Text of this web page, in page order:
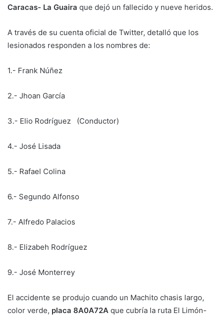
Caracas- La Guaira que dejó un fallecido y nueve heridos.
A través de su cuenta oficial de Twitter, detalló que los
lesionados responden a los nombres de:
1.- Frank Núñez
2.- Jhoan García
3.- Elio Rodríguez (Conductor)
4.- José Lisada
5.- Rafael Colina
6.- Segundo Alfonso
7.- Alfredo Palacios
8.- Elizabeh Rodríguez
9.- José Monterrey
El accidente se produjo cuando un Machito chasis largo,
color verde, placa 8A0A72A que cubría la ruta El Limón-